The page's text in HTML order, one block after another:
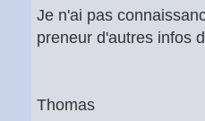
Je n'ai pas
preneur d'autres infos
Thomas